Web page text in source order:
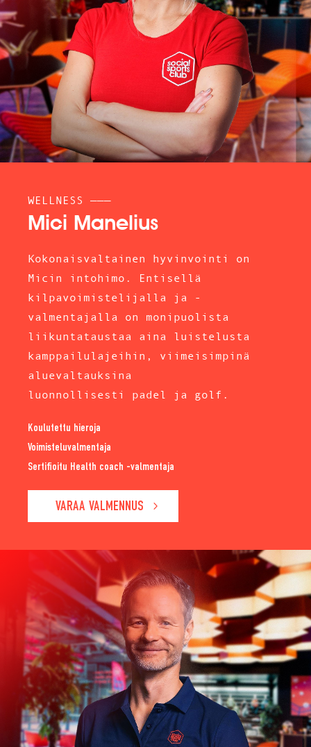
WELLNESS ———
Mici Manelius
Kokonaisvaltainen hyvinvointi on
Micin intohimo. Entisellä
kilpavoimistelijalla ja -
valmentajalla on monipuolista
liikuntataustaa aina luistelusta
kamppailulajeihin, viimeisimpinä
aluevaltauksina
luonnollisesti padel ja golf.
Koulutettu hieroja
Voimisteluvalmentaja
Sertifioitu Health coach -valmentaja
VARAA VALMENNUS